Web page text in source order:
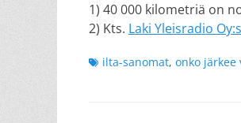
1) 40 000 kilometriä on
2) Kts. Laki Yleisradio
Tagsilta-sanomat, onko järkee